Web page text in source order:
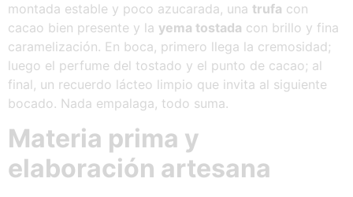
montada estable y poco azucarada, una trufa con
cacao bien presente y la yema tostada con brillo y fina
caramelización. En boca, primero llega la cremosidad;
luego el perfume del tostado y el punto de cacao; al
final, un recuerdo lácteo limpio que invita al siguiente
bocado. Nada empalaga, todo suma.
Materia prima y
elaboración artesana